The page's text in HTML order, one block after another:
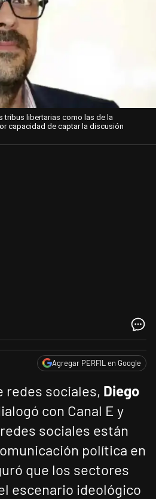
tribus libertarias como las de la
capacidad de captar la discusión
Agregar PERFIL en Google
redes sociales, Diego
con Canal E y
sociales están
política en
que los sectores
escenario ideológico